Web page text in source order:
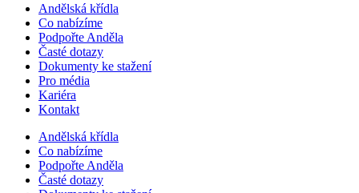
Andělská křídla
Co nabízíme
Podpořte Anděla
Časté dotazy
Dokumenty ke stažení
Pro média
Kariéra
Kontakt
Andělská křídla
Co nabízíme
Podpořte Anděla
Časté dotazy